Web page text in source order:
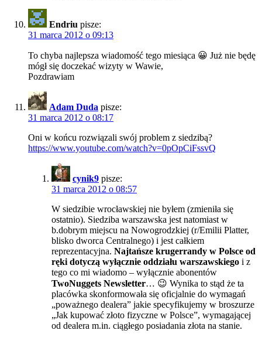
Endriu pisze:
31 marca 2012 o 09:13
To chyba najlepsza wiadomość tego miesiąca 😀 Już nie będę
mógł się doczekać wizyty w Wawie,
Pozdrawiam
Adam Duda pisze:
31 marca 2012 o 08:17
Oni w końcu rozwiązali swój problem z siedzibą?
https://www.youtube.com/watch?v=0pOpCiFssvQ
cynik9 pisze:
31 marca 2012 o 08:57
W siedzibie wrocławskiej nie byłem (zmieniła się
ostatnio). Siedziba warszawska jest natomiast w
b.dobrym miejscu na Nowogrodzkiej (r/Emilii Platter,
blisko dworca Centralnego) i jest całkiem
reprezentacyjna. Najtańsze krugerrandy w Polsce od
ręki dotyczą wyłącznie oddziału warszawskiego i z
tego co mi wiadomo – wyłącznie abonentów
TwoNuggets Newsletter… 😉 Wynika to stąd że ta
placówka skonformowała się oficjalnie do wymagań
„poważnego dealera” jakie specyfikujemy w broszurze
„Jak kupować złoto fizyczne w Polsce”, wymagającej
od dealera m.in. ciągłego posiadania złota na stanie.